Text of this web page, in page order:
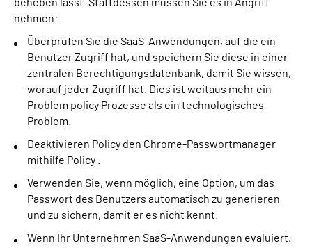
beheben lässt. Stattdessen müssen Sie es in Angriff
nehmen:
Überprüfen Sie die SaaS-Anwendungen, auf die ein
Benutzer Zugriff hat, und speichern Sie diese in einer
zentralen Berechtigungsdatenbank, damit Sie wissen,
worauf jeder Zugriff hat. Dies ist weitaus mehr ein
Problem policy Prozesse als ein technologisches
Problem.
Deaktivieren Policy den Chrome-Passwortmanager
mithilfe Policy .
Verwenden Sie, wenn möglich, eine Option, um das
Passwort des Benutzers automatisch zu generieren
und zu sichern, damit er es nicht kennt.
Wenn Ihr Unternehmen SaaS-Anwendungen evaluiert,